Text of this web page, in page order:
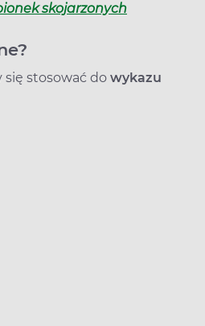
skojarzonych
stosować do wykazu